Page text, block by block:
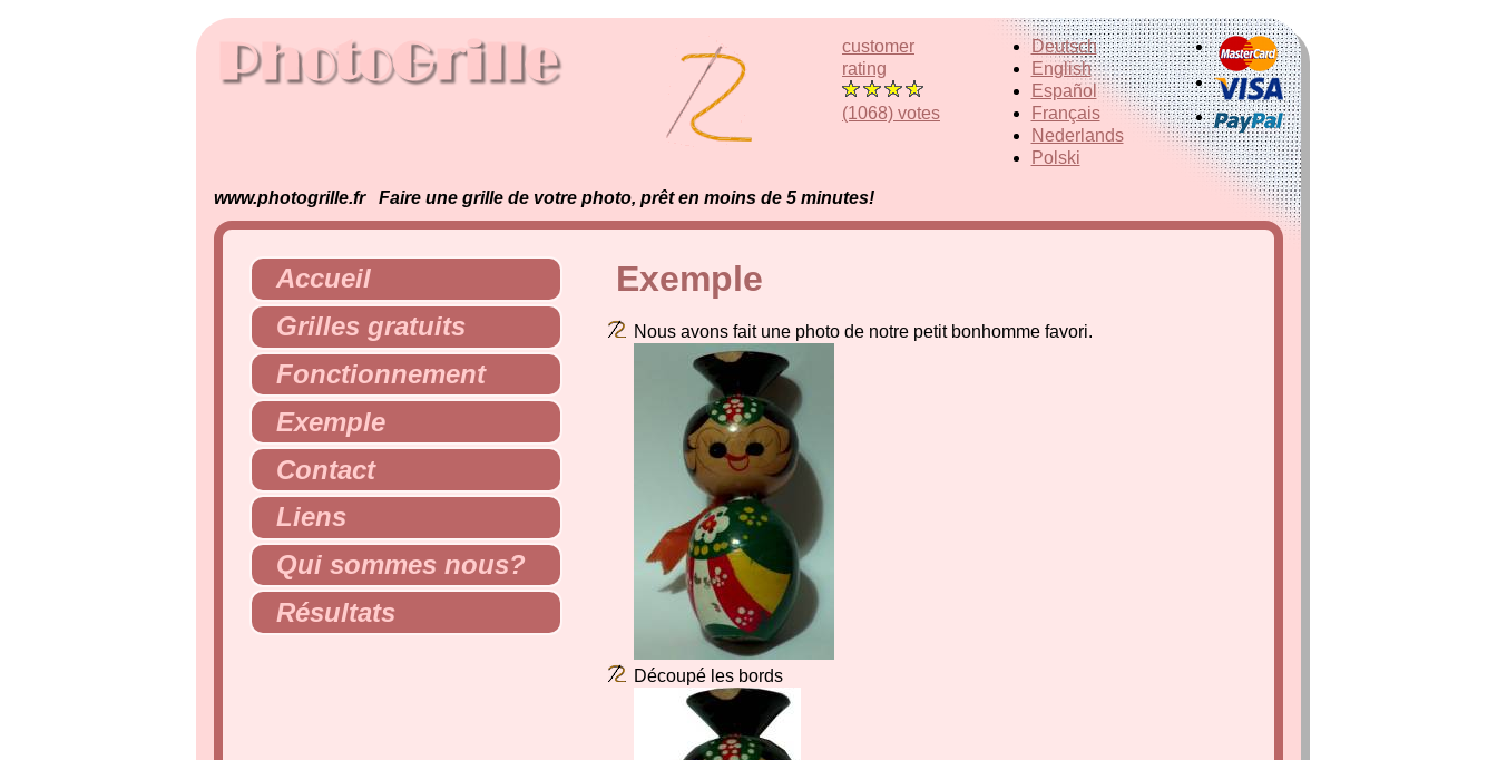
customer
rating
(1068) votes
Deutsch
English
Español
Français
Nederlands
Polski
www.photogrille.fr Faire une grille de votre photo, prêt en moins de 5 minutes!
Accueil
Grilles gratuits
Fonctionnement
Exemple
Contact
Liens
Qui sommes nous?
Résultats
Exemple
Nous avons fait une photo de notre petit bonhomme favori.
Découpé les bords